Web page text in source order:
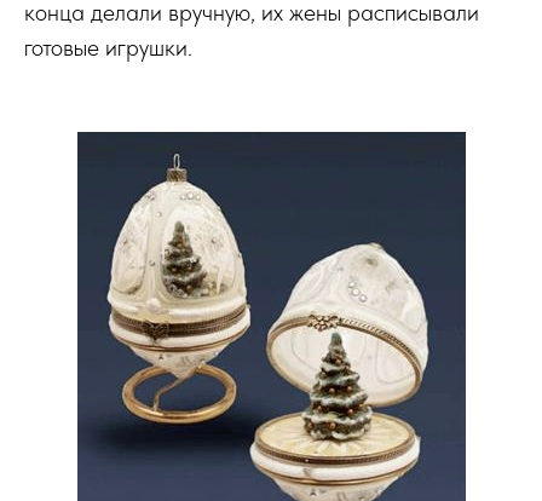
конца делали вручную, их жены расписывали
готовые игрушки.